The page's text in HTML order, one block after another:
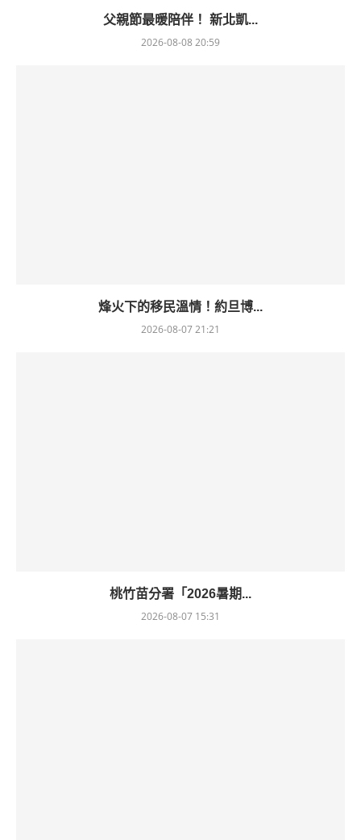
父親節最暖陪伴！ 新北凱...
2026-08-08 20:59
烽火下的移民溫情！約旦博...
2026-08-07 21:21
桃竹苗分署「2026暑期...
2026-08-07 15:31